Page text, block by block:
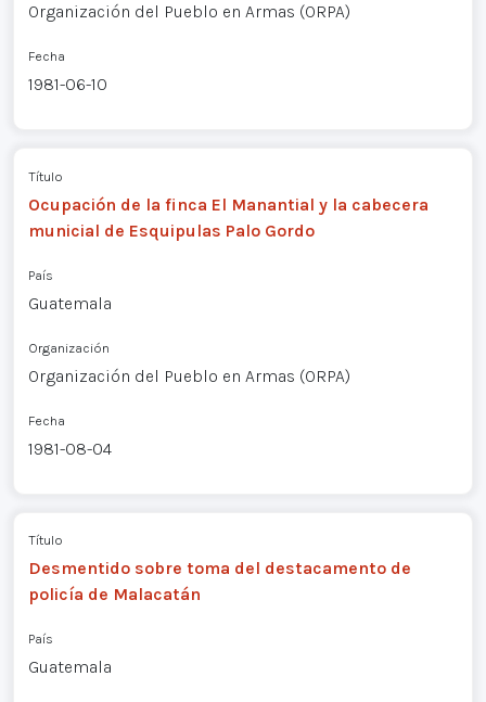
Organización del Pueblo en Armas (ORPA)
Fecha
1981-06-10
Título
Ocupación de la finca El Manantial y la cabecera
municial de Esquipulas Palo Gordo
País
Guatemala
Organización
Organización del Pueblo en Armas (ORPA)
Fecha
1981-08-04
Título
Desmentido sobre toma del destacamento de
policía de Malacatán
País
Guatemala